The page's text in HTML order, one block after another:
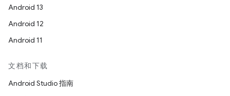
Android 13
Android 12
Android 11
文档和下载
Android Studio 指南